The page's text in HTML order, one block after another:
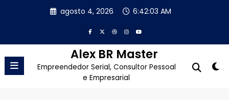
agosto 4, 2026 6:42:04 AM
Alex BR Master
Empreendedor Serial, Consultor Pessoal
e Empresarial